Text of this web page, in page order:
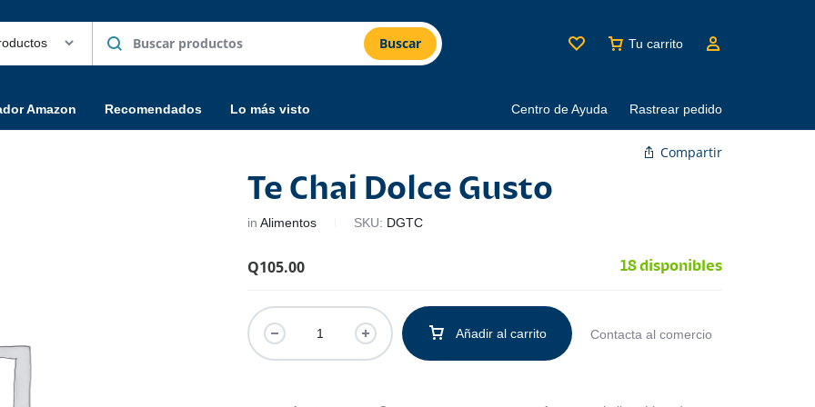
Buscar Tu carrito
Amazon Recomendados Lo más visto Centro de Ayuda Rastrear pedido
Compartir
Te Chai Dolce Gusto
inAlimentos SKU: DGTC
Q105.00 18 disponibles
Añadir al carrito Contacta al comercio